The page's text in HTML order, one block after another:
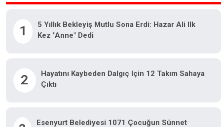
1
5 Yıllık Bekleyiş Mutlu Sona Erdi: Hazar Ali Ilk
Kez "anne" Dedi
2
Hayatını Kaybeden Dalgıç Için 12 Takım Sahaya
Çıktı
Esenyurt Belediyesi 1071 Çocuğun Sünnet